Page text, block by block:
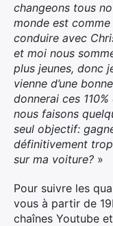
changeons tous
monde est
conduire avec
et moi nous
plus jeunes, donc
vienne d’une
donnerai ces
nous faisons
seul objectif:
définitivement
sur ma voiture? »
Pour suivre les
vous à partir de
chaînes Youtube